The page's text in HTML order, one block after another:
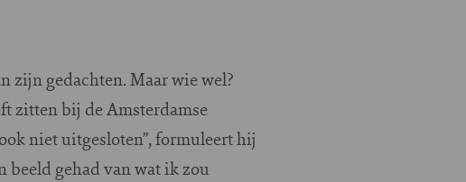
zijn gedachten. Maar wie wel?
zitten bij de Amsterdamse
niet uitgesloten”, formuleert hij
beeld gehad van wat ik zou